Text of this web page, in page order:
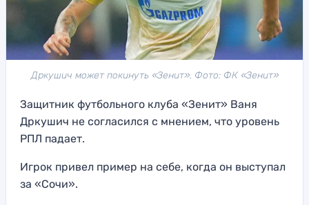
Дркушич может покинуть «Зенит». Фото: ФК «Зенит»
Защитник футбольного клуба «Зенит» Ваня
Дркушич не согласился с мнением, что уровень
РПЛ падает.
Игрок привел пример на себе, когда он выступал
за «Сочи».